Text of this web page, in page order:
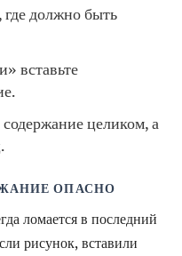
где должно быть
вставьте
целиком, а
ОПАСНО
ломается в последний
рисунок, вставили